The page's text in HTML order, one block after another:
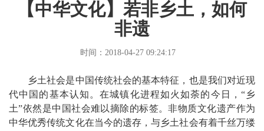
【中华文化】若非乡土，如何
非遗
时间：2018-04-27 09:24:17
乡土社会是中国传统社会的基本特征，也是我们对近现
代中国的基本认知。在城镇化进程如火如荼的今日，“乡
土”依然是中国社会难以摘除的标签。非物质文化遗产作为
中华优秀传统文化在当今的遗存，与乡土社会有着千丝万缕